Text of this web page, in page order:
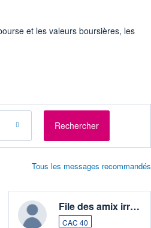
et les valeurs boursières, les
Rechercher
File des amix irr…
CAC 40
Tous les messages recommandés